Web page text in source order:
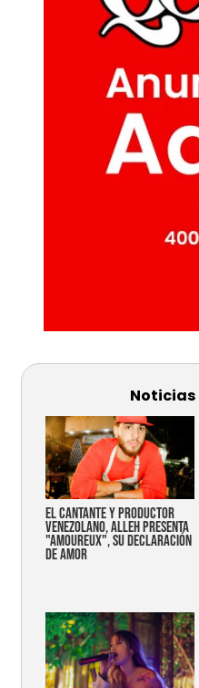
Noticias
EL CANTANTE Y PRODUCTOR
VENEZOLANO, ALLEH PRESENTA
"AMOUREUX", SU DECLARACIÓN
DE AMOR